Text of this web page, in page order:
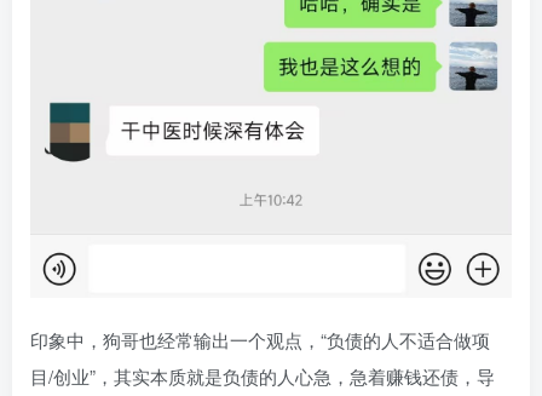
印象中，狗哥也经常输出一个观点，“负债的人不适合做项
目/创业”，其实本质就是负债的人心急，急着赚钱还债，导